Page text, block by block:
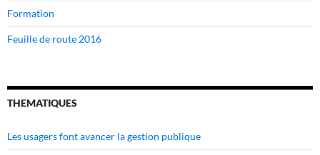
Formation
Feuille de route 2016
THEMATIQUES
Les usagers font avancer la gestion publique